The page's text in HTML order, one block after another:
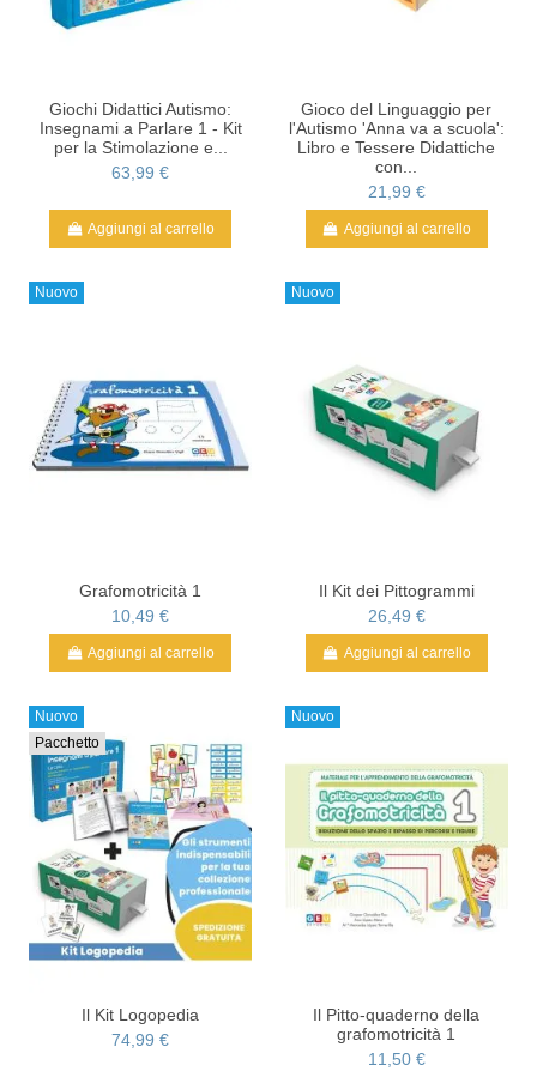
Giochi Didattici Autismo:
Insegnami a Parlare 1 - Kit
per la Stimolazione e...
63,99 €
Aggiungi al carrello
Gioco del Linguaggio per
l'Autismo 'Anna va a scuola':
Libro e Tessere Didattiche
con...
21,99 €
Aggiungi al carrello
Nuovo
Grafomotricità 1
10,49 €
Aggiungi al carrello
Nuovo
Il Kit dei Pittogrammi
26,49 €
Aggiungi al carrello
Nuovo
Pacchetto
Il Kit Logopedia
74,99 €
Nuovo
Il Pitto-quaderno della
grafomotricità 1
11,50 €